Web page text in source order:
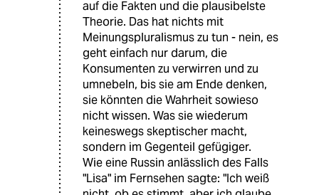
auf die Fakten und die plausibelste
Theorie. Das hat nichts mit
Meinungspluralismus zu tun - nein, es
geht einfach nur darum, die
Konsumenten zu verwirren und zu
umnebeln, bis sie am Ende denken,
sie könnten die Wahrheit sowieso
nicht wissen. Was sie wiederum
keineswegs skeptischer macht,
sondern im Gegenteil gefügiger.
Wie eine Russin anlässlich des Falls
"Lisa" im Fernsehen sagte: "Ich weiß